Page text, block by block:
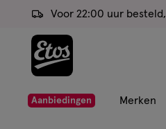
ga
de
hoofd
ga
Voor 22:00 uur besteld,
Aanbiedingen Merken